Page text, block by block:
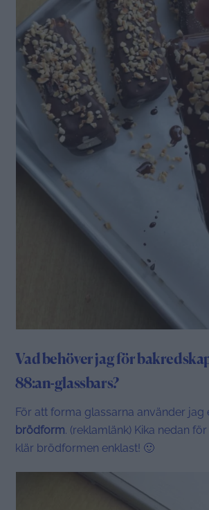
Vad behöver jag för
88:an-glassbars?
För att forma glassarna använder jag
brödform. (reklamlänk) Kika nedan
klär brödformen enklast! 🙂